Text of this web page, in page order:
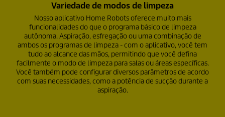
Variedade de modos de limpeza
Nosso aplicativo Home Robots oferece muito mais
funcionalidades do que o programa básico de limpeza
autônoma. Aspiração, esfregação ou uma combinação de
ambos os programas de limpeza - com o aplicativo, você tem
tudo ao alcance das mãos, permitindo que você defina
facilmente o modo de limpeza para salas ou áreas específicas.
Você também pode configurar diversos parâmetros de acordo
com suas necessidades, como a potência de sucção durante a
aspiração.